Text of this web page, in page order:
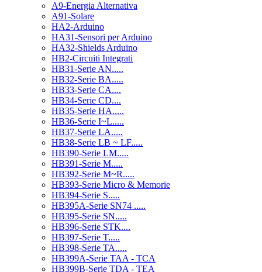
A9-Energia Alternativa
A91-Solare
HA2-Arduino
HA31-Sensori per Arduino
HA32-Shields Arduino
HB2-Circuiti Integrati
HB31-Serie AN.....
HB32-Serie BA.....
HB33-Serie CA....
HB34-Serie CD....
HB35-Serie HA.....
HB36-Serie I~L.....
HB37-Serie LA.....
HB38-Serie LB ~ LF.....
HB390-Serie LM.....
HB391-Serie M.....
HB392-Serie M~R.....
HB393-Serie Micro & Memorie
HB394-Serie S.....
HB395A-Serie SN74 .....
HB395-Serie SN.....
HB396-Serie STK....
HB397-Serie T.....
HB398-Serie TA.....
HB399A-Serie TAA - TCA
HB399B-Serie TDA - TEA